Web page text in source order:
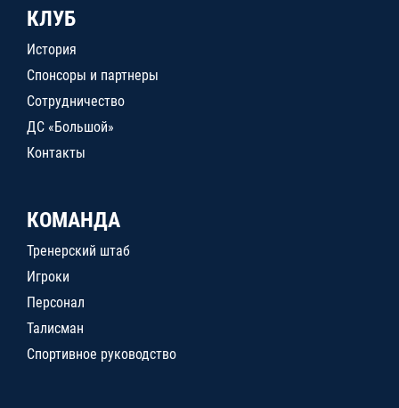
КЛУБ
История
Спонсоры и партнеры
Сотрудничество
ДС «Большой»
Контакты
КОМАНДА
Тренерский штаб
Игроки
Персонал
Талисман
Спортивное руководство